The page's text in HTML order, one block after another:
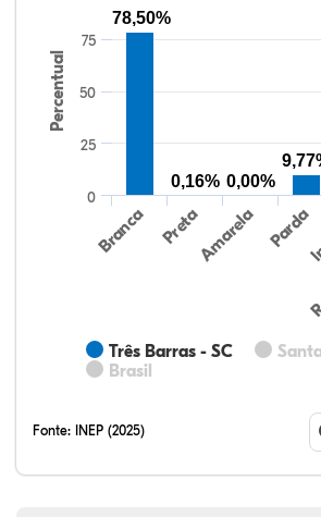
Percentual
Três Barras - SC
Brasil
Branca PretaAmarela Parda
0
25
50
75
78,50%
0,16% 0,00%
Fonte: INEP (2025)